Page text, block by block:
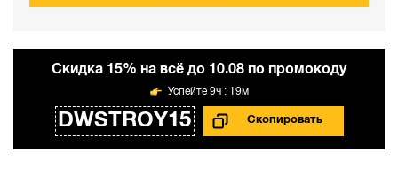
Cкидка 15% на всё до 10.08 по промокоду
DWSTROY15
9ч : 19м